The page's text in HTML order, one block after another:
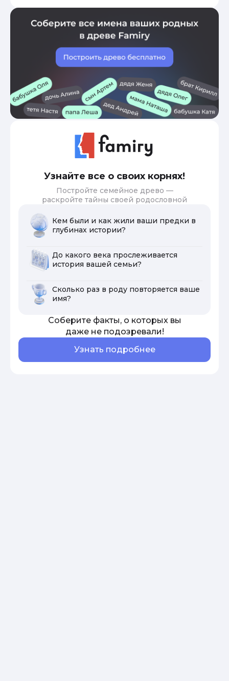
Узнайте все о своих корнях!
Постройте семейное древо —
раскройте тайны своей родословной
Кем были и как жили ваши предки в
глубинах истории?
До какого века прослеживается
история вашей семьи?
Сколько раз в роду повторяется ваше
имя?
Соберите факты, о которых вы
даже не подозревали!
Узнать подробнее